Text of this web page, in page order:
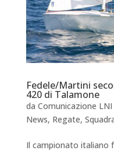
Fedele/Martini
420 di Talamone
da Comunicazione
News, Regate,
Il campionato italiano